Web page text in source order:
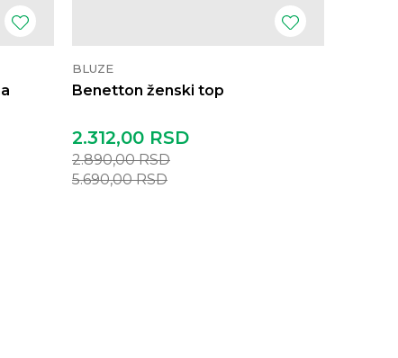
BLUZE
Benetton ženski top
2.312,00 RSD
2.890,00RSD
5.690,00RSD